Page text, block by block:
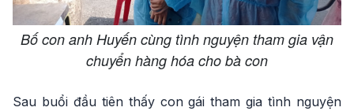
Bố con anh Huyến cùng tình nguyện tham gia vận
chuyển hàng hóa cho bà con
Sau buổi đầu tiên thấy con gái tham gia tình nguyện